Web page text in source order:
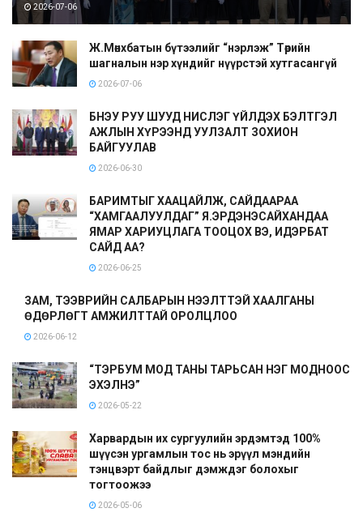
2026-07-06
Ж.Мөнхбатын бүтээлийг “нэрлэж” Төрийн
шагналын нэр хүндийг нүүрстэй хутгасангүй
2026-07-06
БНЭУ РУУ ШУУД НИСЛЭГ ҮЙЛДЭХ БЭЛТГЭЛ
АЖЛЫН ХҮРЭЭНД УУЛЗАЛТ ЗОХИОН
БАЙГУУЛАВ
2026-06-30
БАРИМТЫГ ХААЦАЙЛЖ, САЙДААРАА
“ХАМГААЛУУЛДАГ” Я.ЭРДЭНЭСАЙХАНДАА
ЯМАР ХАРИУЦЛАГА ТООЦОХ ВЭ, ИДЭРБАТ
САЙД АА?
2026-06-25
ЗАМ, ТЭЭВРИЙН САЛБАРЫН НЭЭЛТТЭЙ ХААЛГАНЫ
ӨДӨРЛӨГТ АМЖИЛТТАЙ ОРОЛЦЛОО
2026-06-12
“ТЭРБУМ МОД ТАНЫ ТАРЬСАН НЭГ МОДНООС
ЭХЭЛНЭ”
2026-05-22
Харвардын их сургуулийн эрдэмтэд 100%
шүүсэн ургамлын тос нь эрүүл мэндийн
тэнцвэрт байдлыг дэмждэг болохыг
тогтоожээ
2026-05-06